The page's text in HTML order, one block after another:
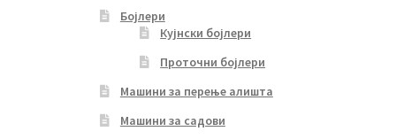
Бојлери
Кујнски бојлери
Проточни бојлери
Машини за перење алишта
Машини за садови